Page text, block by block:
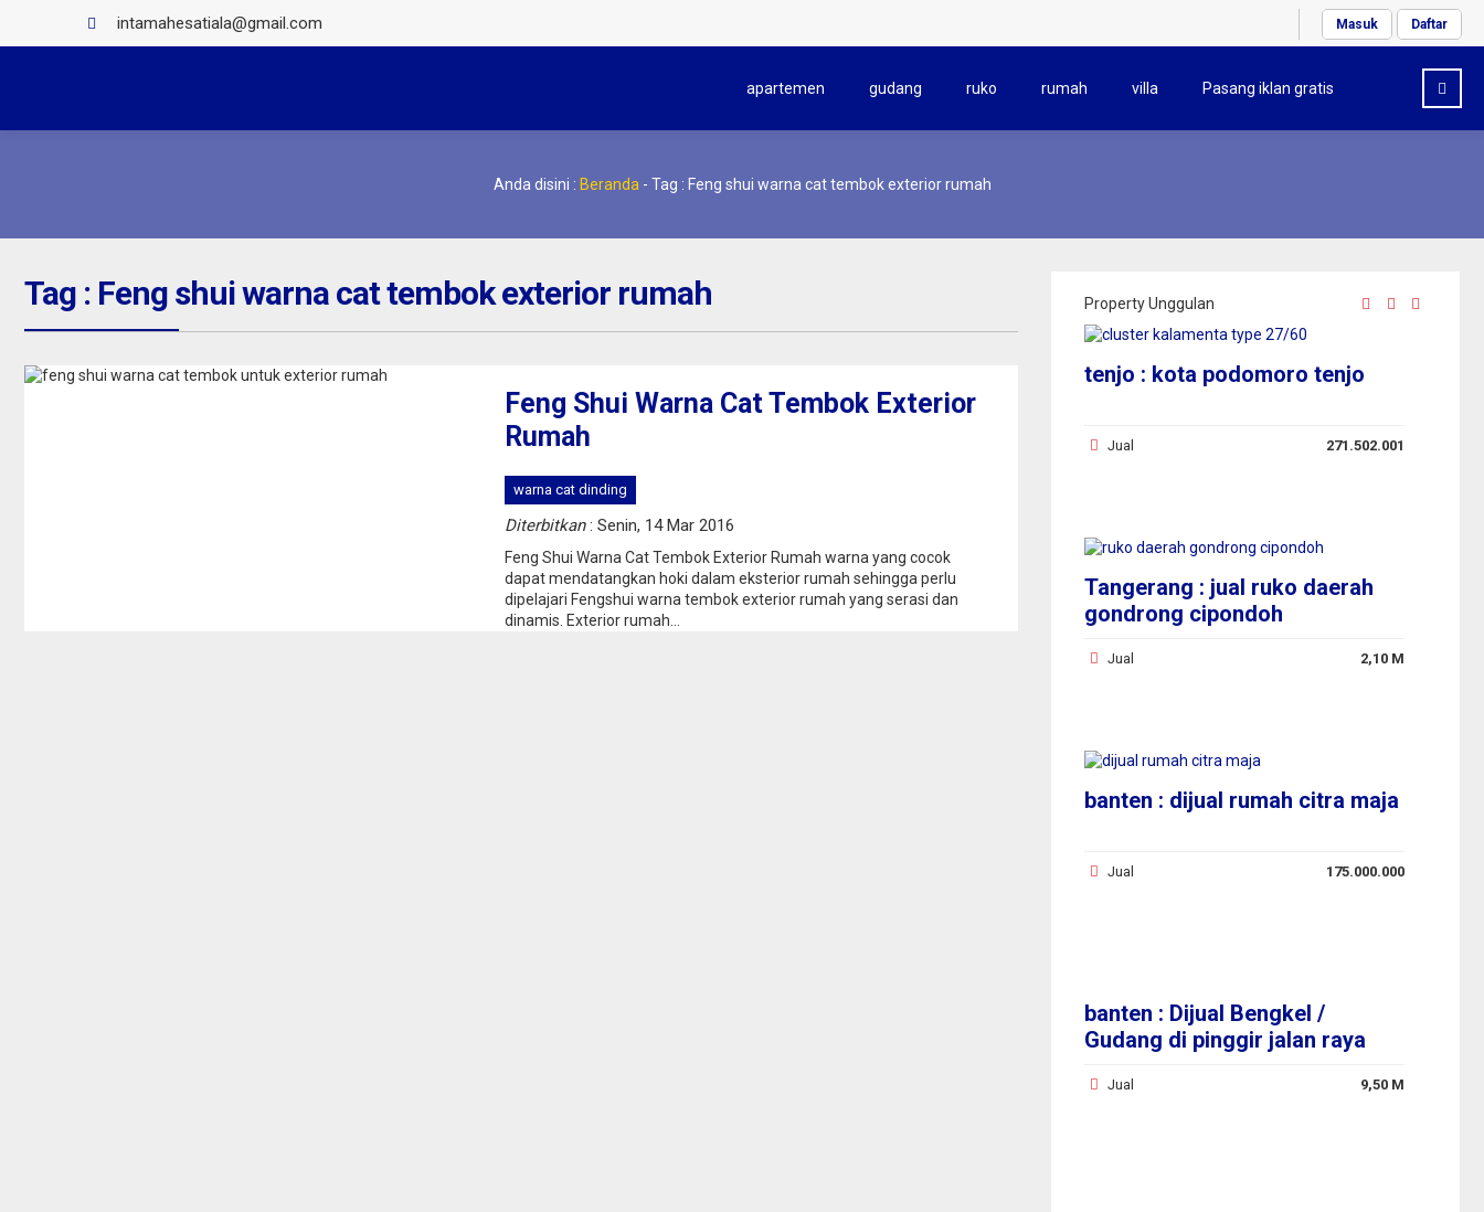
intamahesatiala@gmail.com Masuk Daftar
apartemen gudang ruko rumah villa Pasang iklan gratis
Anda disini : Beranda - Tag : Feng shui warna cat tembok exterior rumah
Tag : Feng shui warna cat tembok exterior rumah
Feng Shui Warna Cat Tembok Exterior
Rumah
warna cat dinding
Diterbitkan: Senin, 14 Mar 2016
Feng Shui Warna Cat Tembok Exterior Rumah warna yang cocok
dapat mendatangkan hoki dalam eksterior rumah sehingga perlu
dipelajari Fengshui warna tembok exterior rumah yang serasi dan
dinamis. Exterior rumah...
Property Unggulan
tenjo : kota podomoro tenjo
Jual 271.502.001
Tangerang : jual ruko daerah
gondrong cipondoh
Jual 2,10 M
banten : dijual rumah citra maja
Jual 175.000.000
banten : Dijual Bengkel /
Gudang di pinggir jalan raya
Jual 9,50 M